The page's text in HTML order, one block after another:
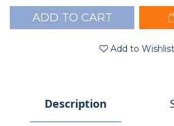
ADD TO CART
Add to Wishlist
Description